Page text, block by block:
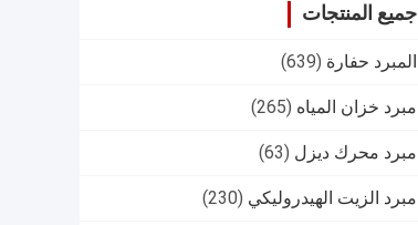
جميع المنتجات
المبرد حفارة (639)
مبرد خزان المياه (265)
مبرد محرك ديزل (63)
مبرد الزيت الهيدروليكي (230)